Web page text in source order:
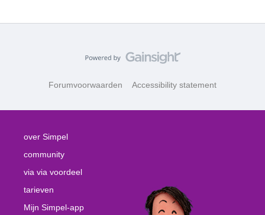
Forumvoorwaarden Accessibility statement
over Simpel
community
via via voordeel
tarieven
Mijn Simpel-app